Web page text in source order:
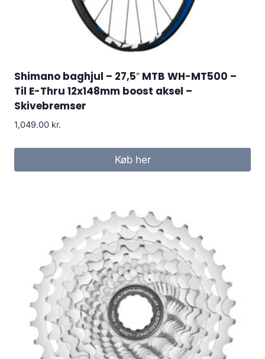
Shimano baghjul – 27,5″ MTB WH-MT500 –
Til E-Thru 12x148mm boost aksel –
Skivebremser
1,049.00 kr.
Køb her